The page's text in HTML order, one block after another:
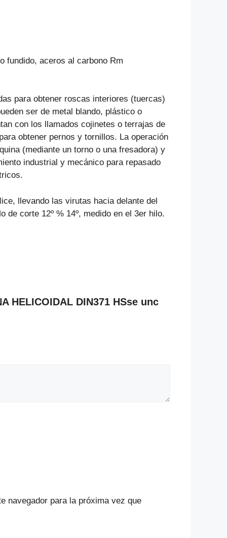
fundido, aceros al carbono Rm
para obtener roscas interiores (tuercas)
ser de metal blando, plástico o
con los llamados cojinetes o terrajas de
obtener pernos y tornillos. La operación
(mediante un torno o una fresadora) y
industrial y mecánico para repasado
llevando las virutas hacia delante del
de corte 12º % 14º, medido en el 3er hilo.
HELICOIDAL DIN371 HSse unc
navegador para la próxima vez que